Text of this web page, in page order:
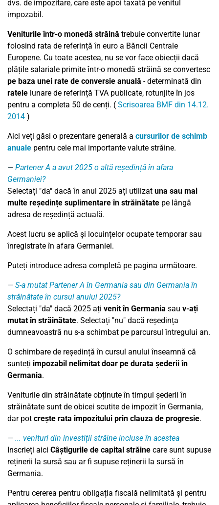
dvs. de impozitare, care este apoi taxată pe venitul
impozabil.
Veniturile într-o monedă străină trebuie convertite lunar
folosind rata de referință în euro a Băncii Centrale
Europene. Cu toate acestea, nu se vor face obiecții dacă
plățile salariale primite într-o monedă străină se convertesc
pe baza unei rate de conversie anuală - determinată din
ratele lunare de referință TVA publicate, rotunjite în jos
pentru a completa 50 de cenți. ( Scrisoarea BMF din 14.12.
2014 )
Aici veți găsi o prezentare generală a cursurilor de schimb
anuale pentru cele mai importante valute străine.
Partener A a avut 2025 o altă reședință în afara
Germaniei?
Selectați "da" dacă în anul 2025 ați utilizat una sau mai
multe reședințe suplimentare în străinătate pe lângă
adresa de reședință actuală.
Acest lucru se aplică și locuințelor ocupate temporar sau
înregistrate în afara Germaniei.
Puteți introduce adresa completă pe pagina următoare.
S-a mutat Partener A în Germania sau din Germania în
străinătate în cursul anului 2025?
Selectați "da" dacă 2025 ați venit în Germania sau v-ați
mutat în străinătate. Selectați "nu" dacă reședința
dumneavoastră nu s-a schimbat pe parcursul întregului an.
O schimbare de reședință în cursul anului înseamnă că
sunteți impozabil nelimitat doar pe durata șederii în
Germania.
Veniturile din străinătate obținute în timpul șederii în
străinătate sunt de obicei scutite de impozit în Germania,
dar pot crește rata impozitului prin clauza de progresie.
... venituri din investiții străine incluse în acestea
Inscrieți aici Câștigurile de capital străine care sunt supuse
reținerii la sursă sau ar fi supuse reținerii la sursă în
Germania.
Pentru cererea pentru obligația fiscală nelimitată și pentru